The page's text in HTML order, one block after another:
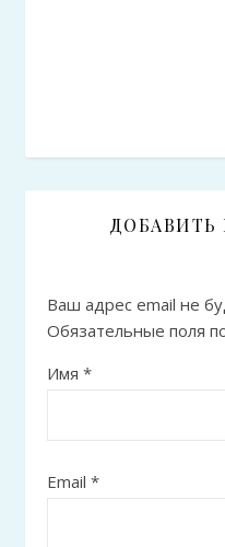
Ваш адрес email не
Обязательные поля
Имя *
Email *